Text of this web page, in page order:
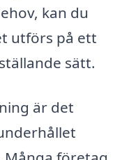
kan du
utförs på ett
sätt.
är det